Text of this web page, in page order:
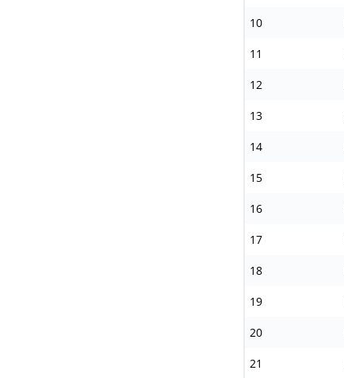
10
11
12
13
14
15
16
17
18
19
20
21